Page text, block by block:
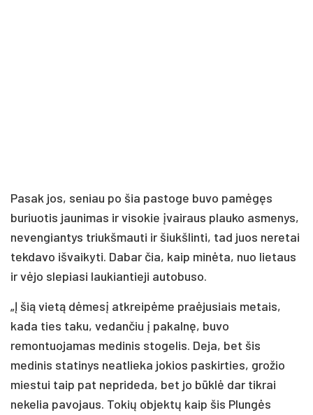
Pasak jos, seniau po šia pastoge buvo pamėgęs
buriuotis jaunimas ir visokie įvairaus plauko asmenys,
nevengiantys triukšmauti ir šiukšlinti, tad juos neretai
tekdavo išvaikyti. Dabar čia, kaip minėta, nuo lietaus
ir vėjo slepiasi laukiantieji autobuso.
„Į šią vietą dėmesį atkreipėme praėjusiais metais,
kada ties taku, vedančiu į pakalnę, buvo
remontuojamas medinis stogelis. Deja, bet šis
medinis statinys neatlieka jokios paskirties, grožio
miestui taip pat neprideda, bet jo būklė dar tikrai
nekelia pavojaus. Tokių objektų kaip šis Plungės